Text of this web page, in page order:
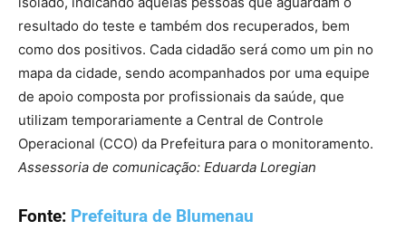
resultado do teste e também dos recuperados, bem
como dos positivos. Cada cidadão será como um pin no
mapa da cidade, sendo acompanhados por uma equipe
de apoio composta por profissionais da saúde, que
utilizam temporariamente a Central de Controle
Operacional (CCO) da Prefeitura para o monitoramento.
Assessoria de comunicação: Eduarda Loregian
Fonte: Prefeitura de Blumenau